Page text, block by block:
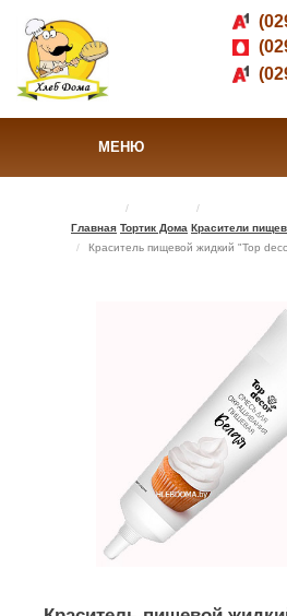
МЕНЮ
Главная Тортик Дома Красители
Краситель пищевой жидкий "Top